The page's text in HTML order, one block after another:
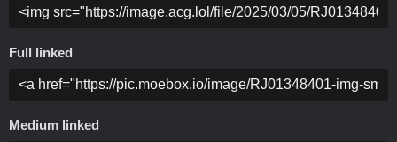
Full linked
Medium linked